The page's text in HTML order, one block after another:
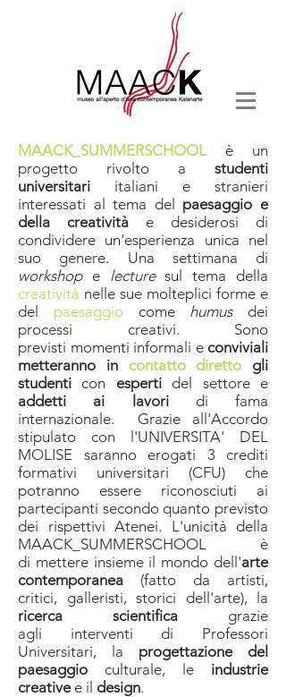
MAACK_SUMMERSCHOOL
è un
progetto rivolto a studenti
universitari italiani e stranieri
interessati al tema del paesaggio e
della creatività e desiderosi di
condividere un'esperienza unica nel
suo genere. Una settimana di
workshop e lecturesul tema della
creatività nelle sue molteplici forme e
del paesaggiocome humusdei
processi creativi. Sono
previsti momenti informali e conviviali
metteranno in contatto diretto gli
studenti con espertidel settore e
addetti ai lavori di fama
internazionale. Grazie all'Accordo
stipulato con l'UNIVERSITA' DEL
MOLISE saranno erogati 3 crediti
formativi universitari (CFU) che
potranno essere riconosciuti ai
partecipanti secondo quanto previsto
dei rispettivi Atenei. L'unicità della
MAACK_SUMMERSCHOOL è
di mettere insieme il mondo dell'arte
contemporanea (fatto da artisti,
critici, galleristi, storici dell'arte), la
ricerca scientifica grazie
agli interventi di Professori
Universitari, la progettazione del
paesaggio culturale, le industrie
creative e il design.